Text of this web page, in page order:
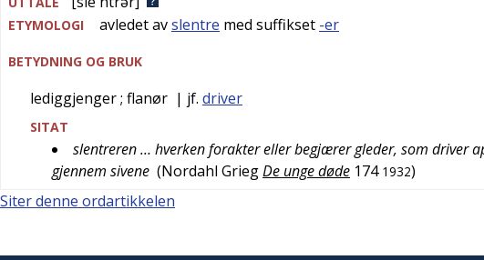
ETYMOLOGI avledet avslentre med suffikset -er
BETYDNING OG BRUK
lediggjenger; flanør | jf. driver
SITAT
slentreren … hverken forakter eller begjærer gleder, som driver
gjennem sivene (Nordahl GriegDe unge døde 174 1932)
Siter denne ordartikkelen